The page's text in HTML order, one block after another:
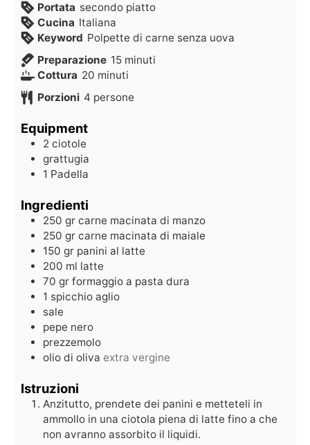
Portata secondo piatto
Cucina Italiana
Keyword Polpette di carne senza uova
Preparazione 15 minuti
Cottura 20 minuti
Porzioni 4 persone
Equipment
2 ciotole
grattugia
1 Padella
Ingredienti
250 gr carne macinata di manzo
250 gr carne macinata di maiale
150 gr panini al latte
200 ml latte
70 gr formaggio a pasta dura
1 spicchio aglio
sale
pepe nero
prezzemolo
olio di oliva extra vergine
Istruzioni
Anzitutto, prendete dei panini e metteteli in
ammollo in una ciotola piena di latte fino a che
non avranno assorbito il liquidi.